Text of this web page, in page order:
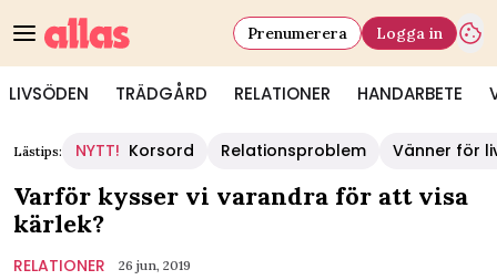
LIVSÖDEN TRÄDGÅRD RELATIONER HANDARBETE
Prenumerera Logga in
Lästips: NYTT! Korsord Relationsproblem Vänner för
Varför kysser vi varandra för att visa
kärlek?
RELATIONER 26 jun, 2019